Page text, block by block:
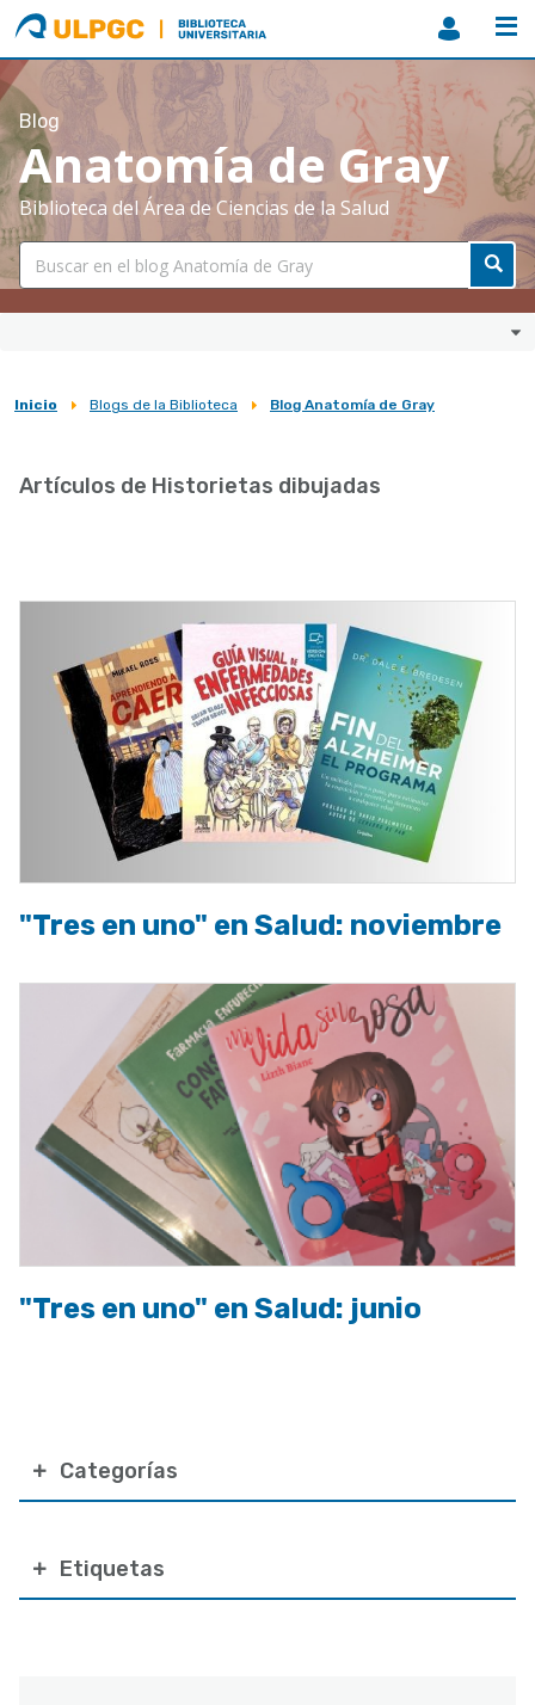
ULPGC
Biblioteca
ULPGC
Blog
Anatomía de Gray
Biblioteca del Área de Ciencias de la Salud
Sobrescribir
de
la
navegación
Inicio Blogs de la Biblioteca Blog Anatomía de Gray
Categorías
Etiquetas
Artículos de Historietas dibujadas
"Tres en uno" en Salud: noviembre
"Tres en uno" en Salud: junio